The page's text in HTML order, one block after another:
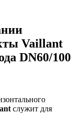
Vaillant
DN60/100
служит для